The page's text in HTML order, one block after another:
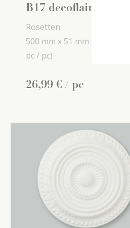
B17 decoflair
Rosetten
500 mm x 51 mm x
pc / pc)
26,99 € / pc